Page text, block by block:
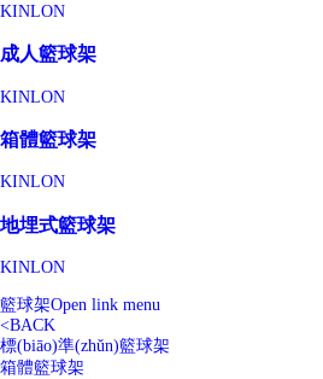
KINLON
成人籃球架
KINLON
箱體籃球架
KINLON
地埋式籃球架
KINLON
籃球架Open link menu
<BACK
標(biāo)準(zhǔn)籃球架
箱體籃球架